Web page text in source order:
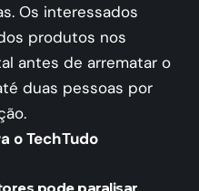
Os interessados
produtos nos
antes de arrematar o
duas pessoas por
o TechTudo